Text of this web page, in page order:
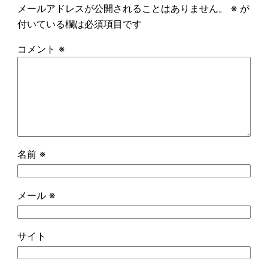
メールアドレスが公開されることはありません。 ※が
付いている欄は必須項目です
コメント ※
名前 ※
メール ※
サイト